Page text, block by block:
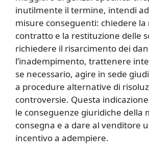
inutilmente il termine, intendi
misure conseguenti: chiedere la
contratto e la restituzione delle
richiedere il risarcimento dei
l’inadempimento, trattenere
se necessario, agire in sede
a procedure alternative di
controversie. Questa
le conseguenze giuridiche della
consegna e a dare al venditore
incentivo a adempiere.